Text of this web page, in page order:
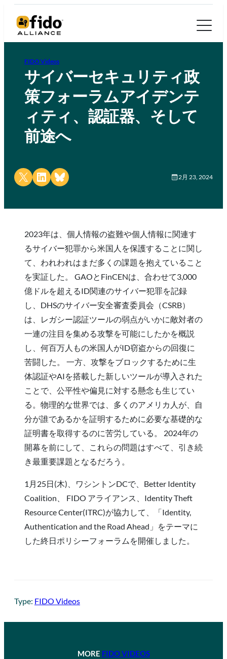
FIDO Videos
サイバーセキュリティ政
策フォーラムアイデンテ
ィティ、認証器、そして
前途へ
Share on X Share on LinkedIn
Share on Bluesky 2月 23, 2024
2023年は、個人情報の盗難や個人情報に関連す
るサイバー犯罪から米国人を保護することに関し
て、われわれはまだ多くの課題を抱えていること
を実証した。 GAOとFinCENは、合わせて3,000
億ドルを超えるID関連のサイバー犯罪を記録
し、DHSのサイバー安全審査委員会（CSRB）
は、レガシー認証ツールの弱点がいかに敵対者の
一連の注目を集める攻撃を可能にしたかを概説
し、何百万人もの米国人がID窃盗からの回復に
苦闘した。 一方、攻撃をブロックするために生
体認証やAIを搭載した新しいツールが導入された
ことで、公平性や偏見に対する懸念も生じてい
る。物理的な世界では、多くのアメリカ人が、自
分が誰であるかを証明するために必要な基礎的な
証明書を取得するのに苦労している。 2024年の
開幕を前にして、これらの問題はすべて、引き続
き最重要課題となるだろう。
1月25日(木)、ワシントンDCで、Better Identity
Coalition、 FIDO アライアンス、Identity Theft
Resource Center(ITRC)が協力して、「Identity,
Authentication and the Road Ahead」をテーマに
した終日ポリシーフォーラムを開催しました。
Type: FIDO Videos
MORE FIDO VIDEOS